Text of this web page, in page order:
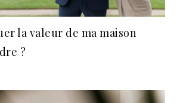
la valeur de ma maison
?